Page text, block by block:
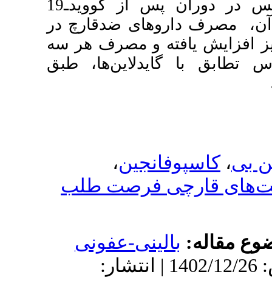
موکورمایکوزیس و آسپرژیلوزیس در دوران پس از کوویدـ19
ضدقارچ در
یافته و مصرف هر سه
طبق
،
طلب
عفونی
1402/12/26 | انتشار: